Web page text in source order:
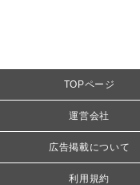
TOPページ
運営会社
広告掲載について
利用規約